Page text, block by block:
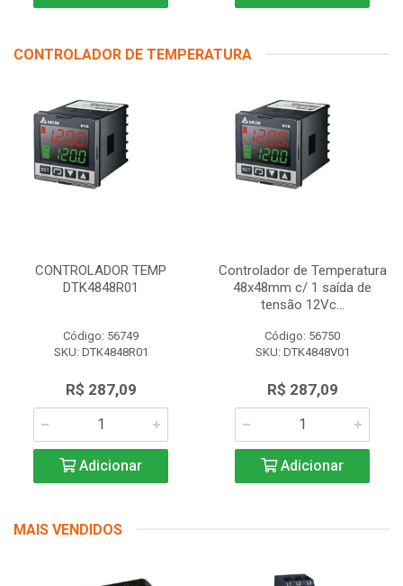
CONTROLADOR DE TEMPERATURA
CONTROLADOR TEMP
DTK4848R01
Código: 56749
SKU: DTK4848R01
R$ 287,09
Adicionar
Controlador de Temperatura
48x48mm c/ 1 saída de
tensão 12Vc...
Código: 56750
SKU: DTK4848V01
R$ 287,09
Adicionar
MAIS VENDIDOS